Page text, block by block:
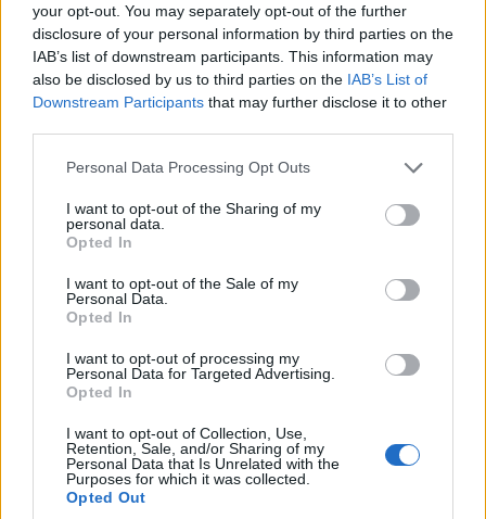
your opt-out. You may separately opt-out of the further
disclosure of your personal information by third parties on the
IAB’s list of downstream participants. This information may
also be disclosed by us to third parties on the IAB’s List of
Downstream Participants that may further disclose it to other
Please note that this website/app uses one or more Google
not limited to your visit or usage behaviour. You may click to
grant or deny consent to Google and its third-party tags to
use your data for below specified purposes in below Google
consent section.
Personal Data Processing Opt Outs
I want to opt-out of the Sharing of my
personal data.
Opted In
I want to opt-out of the Sale of my
Personal Data.
Opted In
I want to opt-out of processing my
Personal Data for Targeted Advertising.
Opted In
I want to opt-out of Collection, Use,
Retention, Sale, and/or Sharing of my
Personal Data that Is Unrelated with the
Purposes for which it was collected.
Opted Out
Chairman of t...
08/07/2024 - 17:38
Σιγά το άγχος ρε παιδιά, σιγά μη βρεθεί ομάδα στο
ΝΒΑ να δώσει 7,5εκ δολάρια το χρόνο για τον
Ναν. Είναι 3 φορές σχεδόν το veteran minimum.
Απάντησε
Likes
TruthPAN
08/07/2024 - 17:12
Η μεγαλύτερη και σημαντικότερη μεταγραφή του
εκεί και πέρα, μιλάμε για μια ομάδα που είναι
πρωταθλήτρια Ευρώπης με παίκτες που έχουν
τρομερό μεντάλιτυ (0-1 και 1-2 σειρά με Μακάμπι
και σε αυτήν την ομάδα προστέθηκε ο παικταράς
Λορέντζο Μπράουν αντί του άοσμου Βιλντόζα.
πολύ ποιοτικός παίκτης αντί του Μπαλτσερόφσκι
που πέρασε και δεν ακούμπησε και στα μάτια μου
το ρόστερ θα είναι το δεύτερο καλύτερο της
25ετίας μετά το 2009. Ήδη μας έχουν πρώτο